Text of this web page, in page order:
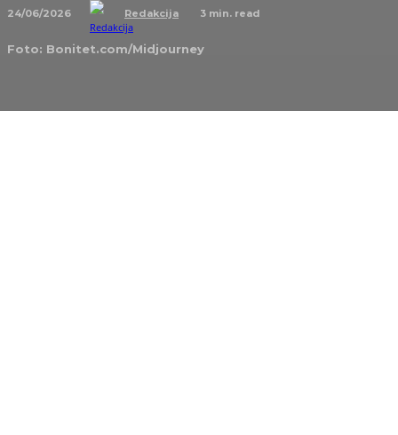
24/06/2026 Redakcija 3 min. read
Foto: Bonitet.com/Midjourney